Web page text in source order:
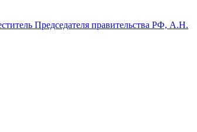
Председателя правительства РФ, А.Н.